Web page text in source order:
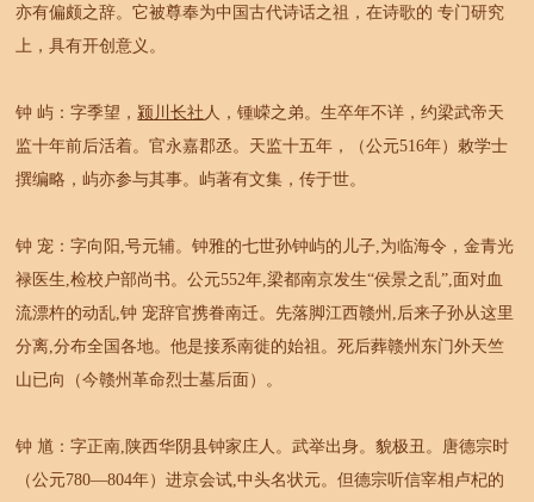
亦有偏颇之辞。它被尊奉为中国古代诗话之祖，在诗歌的 专门研究
上，具有开创意义。
钟 屿：字季望， 颍川长社 人，锺嵘之弟。生卒年不详，约梁武帝天
监十年前后活着。官永嘉郡丞。天监十五年，（公元516年）敕学士
撰编略，屿亦参与其事。屿著有文集，传于世。
钟 宠：字向阳,号元辅。钟雅的七世孙钟屿的儿子,为临海令，金青光
禄医生,检校户部尚书。公元552年,梁都南京发生“侯景之乱”,面对血
流漂杵的动乱,钟 宠辞官携眷南迁。先落脚江西赣州,后来子孙从这里
分离,分布全国各地。他是接系南徙的始祖。死后葬赣州东门外天竺
山已向（今赣州革命烈士墓后面）。
钟 馗：字正南,陕西华阴县钟家庄人。武举出身。貌极丑。唐德宗时
（公元780—804年）进京会试,中头名状元。但德宗听信宰相卢杞的